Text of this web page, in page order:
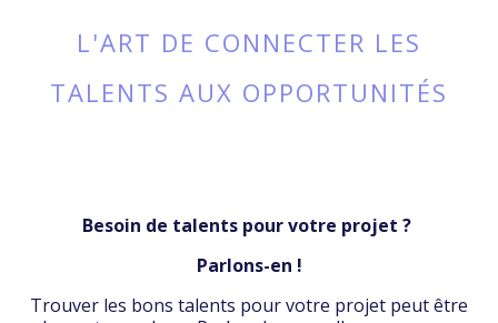
L'ART DE CONNECTER LES
TALENTS AUX OPPORTUNITÉS
Besoin de talents pour votre projet ?
Parlons-en !
Trouver les bons talents pour votre projet peut être